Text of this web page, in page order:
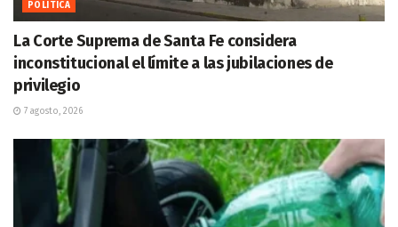
POLITICA
La Corte Suprema de Santa Fe considera
inconstitucional el límite a las jubilaciones de
privilegio
7 agosto, 2026